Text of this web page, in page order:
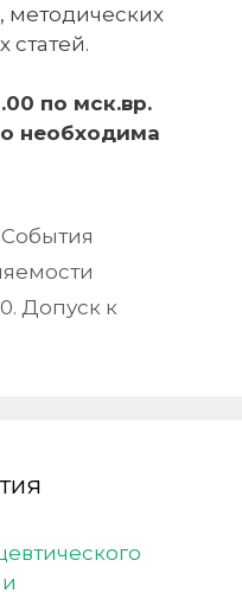
методических
статей.
по мск.вр.
необходима
События
Допуск к